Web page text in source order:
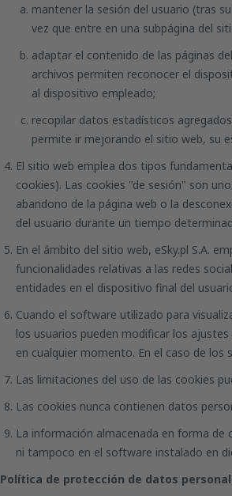
mantener la sesión del usuario (tras
vez que entre en una subpágina del
adaptar el contenido de las páginas
archivos permiten reconocer el
al dispositivo empleado;
recopilar datos estadísticos
permite ir mejorando el sitio web, su
El sitio web emplea dos tipos
cookies). Las cookies "de sesión" son
abandono de la página web o la
del usuario durante un tiempo
En el ámbito del sitio web, eSky.pl S.A.
funcionalidades relativas a las redes
entidades en el dispositivo final del
Cuando el software utilizado para
los usuarios pueden modificar los
en cualquier momento. En el caso de
Las limitaciones del uso de las cookies
Las cookies nunca contienen datos
La información almacenada en forma
ni tampoco en el software instalado en
Política de protección de datos